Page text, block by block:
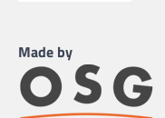
Made by